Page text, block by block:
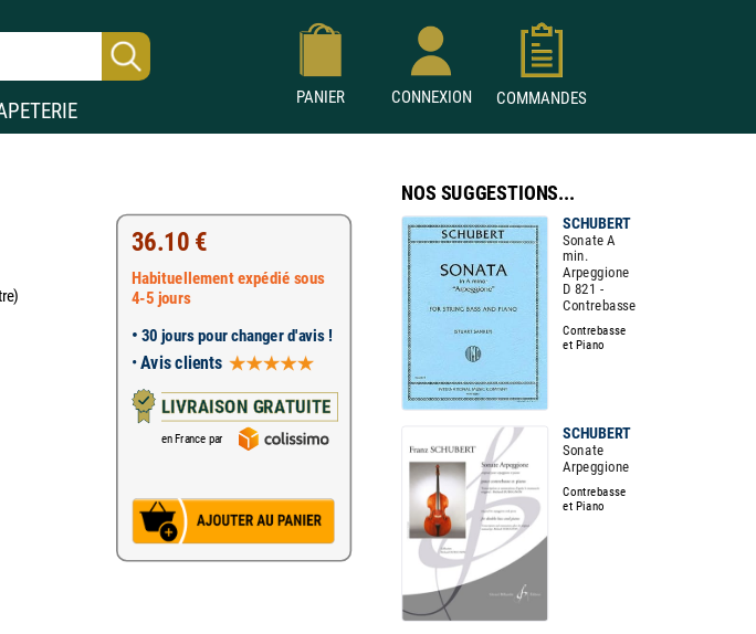
PANIER CONNEXION COMMANDES
36.10 €
Habituellement expédié sous
4-5 jours
• 30 jours pour changer d'avis !
•Avis clients
LIVRAISON GRATUITE
en France par
NOS SUGGESTIONS...
SCHUBERT
Sonate A
min.
Arpeggione
D 821 -
Contrebasse
Contrebasse
et Piano
SCHUBERT
Sonate
Arpeggione
Contrebasse
et Piano